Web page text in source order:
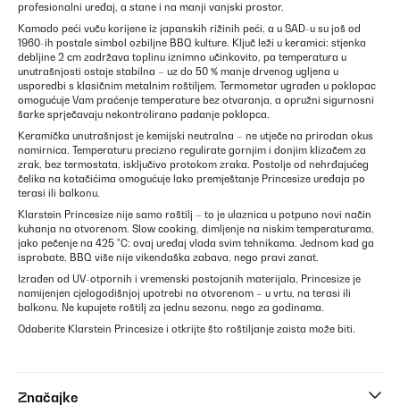
profesionalni uređaj, a stane i na manji vanjski prostor.
Kamado peći vuču korijene iz japanskih rižinih peći, a u SAD-u su još od
1960-ih postale simbol ozbiljne BBQ kulture. Ključ leži u keramici: stjenka
debljine 2 cm zadržava toplinu iznimno učinkovito, pa temperatura u
unutrašnjosti ostaje stabilna – uz do 50 % manje drvenog ugljena u
usporedbi s klasičnim metalnim roštiljem. Termometar ugrađen u poklopac
omogućuje Vam praćenje temperature bez otvaranja, a opružni sigurnosni
šarke sprječavaju nekontrolirano padanje poklopca.
Keramička unutrašnjost je kemijski neutralna – ne utječe na prirodan okus
namirnica. Temperaturu precizno regulirate gornjim i donjim klizačem za
zrak, bez termostata, isključivo protokom zraka. Postolje od nehrđajućeg
čelika na kotačićima omogućuje lako premještanje Princesize uređaja po
terasi ili balkonu.
Klarstein Princesize nije samo roštilj – to je ulaznica u potpuno novi način
kuhanja na otvorenom. Slow cooking, dimljenje na niskim temperaturama,
jako pečenje na 425 °C: ovaj uređaj vlada svim tehnikama. Jednom kad ga
isprobate, BBQ više nije vikendaška zabava, nego pravi zanat.
Izrađen od UV-otpornih i vremenski postojanih materijala, Princesize je
namijenjen cjelogodišnjoj upotrebi na otvorenom – u vrtu, na terasi ili
balkonu. Ne kupujete roštilj za jednu sezonu, nego za godinama.
Odaberite Klarstein Princesize i otkrijte što roštiljanje zaista može biti.
Značajke